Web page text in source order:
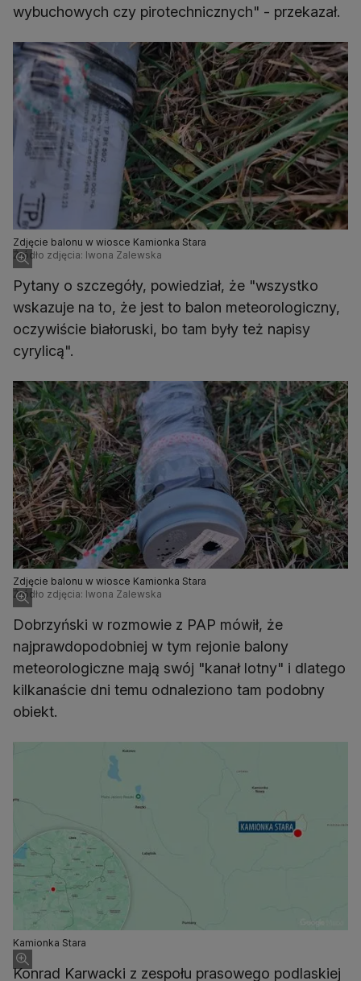
wybuchowych czy pirotechnicznych" - przekazał.
Zdjęcie balonu w wiosce Kamionka Stara
Źródło zdjęcia: Iwona Zalewska
Pytany o szczegóły, powiedział, że "wszystko
wskazuje na to, że jest to balon meteorologiczny,
oczywiście białoruski, bo tam były też napisy
cyrylicą".
Zdjęcie balonu w wiosce Kamionka Stara
Źródło zdjęcia: Iwona Zalewska
Dobrzyński w rozmowie z PAP mówił, że
najprawdopodobniej w tym rejonie balony
meteorologiczne mają swój "kanał lotny" i dlatego
kilkanaście dni temu odnaleziono tam podobny
obiekt.
Kamionka Stara
Konrad Karwacki z zespołu prasowego podlaskiej